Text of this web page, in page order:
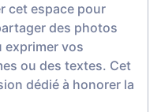
cet espace pour
des photos
exprimer vos
ou des textes. Cet
dédié à honorer la